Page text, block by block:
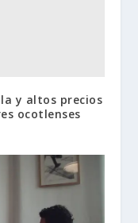
y altos precios
ocotlenses